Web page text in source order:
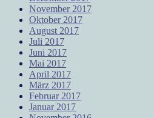
November 2017
Oktober 2017
August 2017
Juli 2017
Juni 2017
Mai 2017
April 2017
März 2017
Februar 2017
Januar 2017